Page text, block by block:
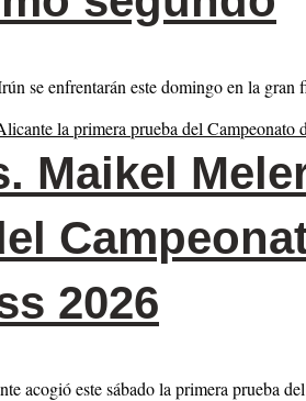
se enfrentarán este domingo en la
Maikel
2026
acogió este sábado la primera prueba